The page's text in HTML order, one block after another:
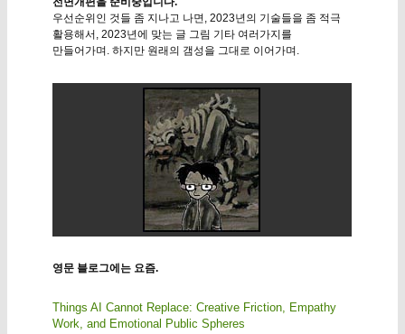
우선순위인 것들 좀 지나고 나면, 2023년의 기술들을 좀 적극
활용해서, 2023년에 맞는 글 그림 기타 여러가지를
만들어가며. 하지만 원래의 갬성을 그대로 이어가며.
영문 블로그에는 요즘.
Things AI Cannot Replace: Creative Friction, Empathy
Work, and Emotional Public Spheres